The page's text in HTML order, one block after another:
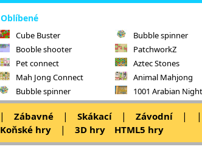
Oblíbené
Cube Buster
Booble shooter
Pet connect
Mah Jong Connect
Bubble spinner
Bubble spinner
PatchworkZ
Aztec Stones
Animal Mahjong
1001 Arabian
| Zábavné | Skákací | Závodní | |
Koňské hry | 3D hry HTML5 hry